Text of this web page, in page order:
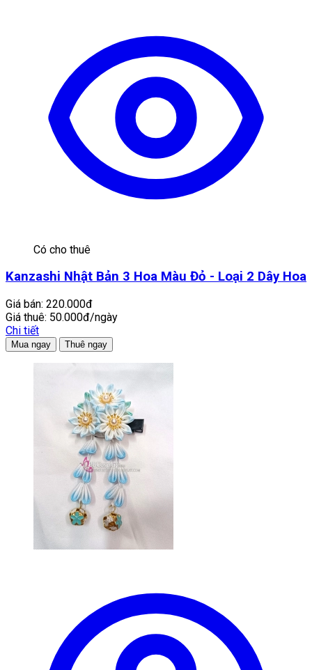
Có cho thuê
Kanzashi Nhật Bản 3 Hoa Màu Đỏ - Loại 2 Dây Hoa
Giá bán: 220.000đ
Giá thuê: 50.000đ/ngày
Chi tiết
Mua ngay Thuê ngay